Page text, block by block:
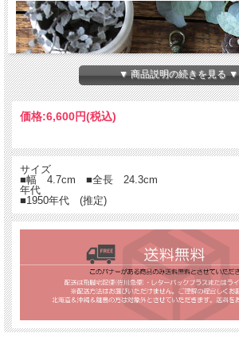
▼ 商品説明の続きを見る ▼
価格:6,600円(税込)
サイズ
■幅 4.7cm ■全長 24.3cm
年代
■1950年代 (推定)